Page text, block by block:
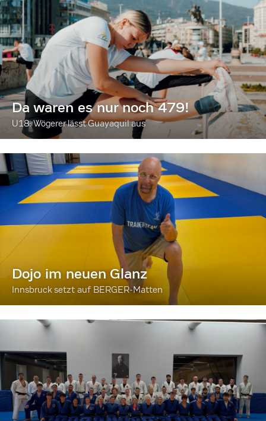
Da waren es nur noch 479!
U18: Wögerer lässt Guayaquil aus
Dojo im neuen Glanz
Innsbruck setzt auf BERGER-Matten